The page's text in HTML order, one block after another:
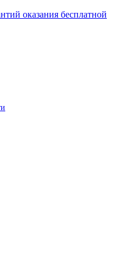
оказания бесплатной